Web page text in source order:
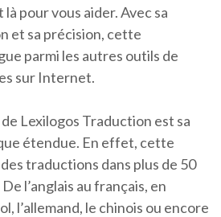
pour vous aider. Avec sa
et sa précision, cette
parmi les autres outils de
sur Internet.
Lexilogos Traduction est sa
étendue. En effet, cette
traductions dans plus de 50
l’anglais au français, en
l’allemand, le chinois ou encore